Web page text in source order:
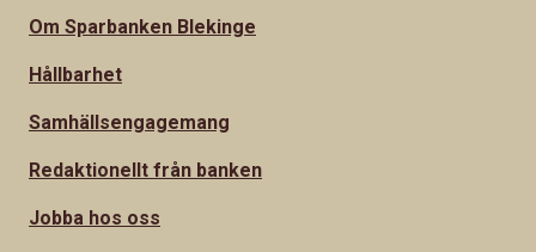
Om Sparbanken Blekinge
Hållbarhet
Samhällsengagemang
Redaktionellt från banken
Jobba hos oss